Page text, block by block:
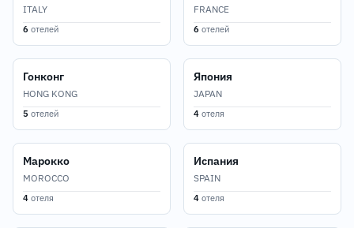
ITALY
6 отелей
FRANCE
6 отелей
Гонконг
HONG KONG
5 отелей
Япония
JAPAN
4 отеля
Марокко
MOROCCO
4 отеля
Испания
SPAIN
4 отеля